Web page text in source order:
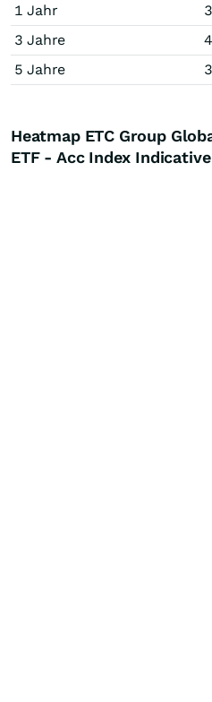
1 Jahr
3 Jahre
5 Jahre
Heatmap ETC Group
ETF - Acc Index